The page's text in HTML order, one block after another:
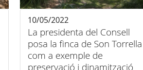
La presidenta del Consell
posa la finca de Son Torrella
com a exemple de
preservació i dinamització
10/05/2022